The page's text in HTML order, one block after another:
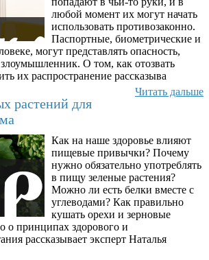
любой момент их могут начать
использовать противозаконно.
Паспортные, биометрические и
могут представлять опасность,
О том, как отозвать
их распространение рассказыва
Читать дальше
растений для
Как на наше здоровье влияют
пищевые привычки? Почему
нужно обязательно употреблять
в пищу зеленые растения?
Можно ли есть белки вместе с
углеводами? Как правильно
кушать орехи и зерновые
о принципах здорового и
рассказывает эксперт Наталья